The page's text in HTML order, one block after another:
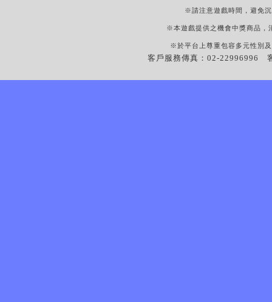
※請注意遊戲時間，避免
※本遊戲提供之機會中獎商品，
※於平台上尊重包容多元性別
客戶服務傳真：02-22996996